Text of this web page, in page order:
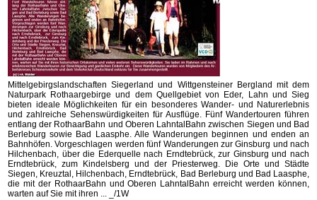
Mittelgebirgslandschaften Siegerland und Wittgensteiner Bergland mit dem
Naturpark Rothaargebirge und dem Quellgebiet von Eder, Lahn und Sieg
bieten ideale Möglichkeiten für ein besonderes Wander- und Naturerlebnis
und zahlreiche Sehenswürdigkeiten für Ausflüge. Fünf Wandertouren führen
entlang der RothaarBahn und Oberen LahntalBahn zwischen Siegen und Bad
Berleburg sowie Bad Laasphe. Alle Wanderungen beginnen und enden an
Bahnhöfen. Vorgeschlagen werden fünf Wanderungen zur Gins­burg und nach
Hilchenbach, über die Ederquelle nach Erndtebrück, zur Ginsburg und nach
Erndtebrück, zum Kindelsberg und der Priesterweg. Die Orte und Städte
Siegen, Kreuztal, Hilchenbach, Erndtebrück, Bad Berleburg und Bad Laasphe,
die mit der RothaarBahn und Oberen LahntalBahn erreicht werden können,
warten auf Sie mit ihren ... _/1W